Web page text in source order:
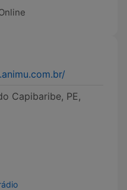
Capibaribe, PE,